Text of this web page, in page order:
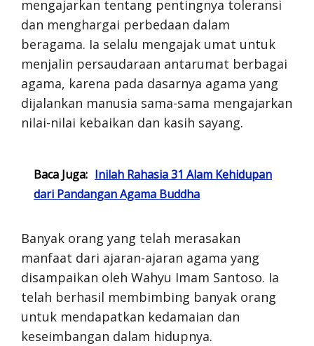
mengajarkan tentang pentingnya toleransi
dan menghargai perbedaan dalam
beragama. Ia selalu mengajak umat untuk
menjalin persaudaraan antarumat berbagai
agama, karena pada dasarnya agama yang
dijalankan manusia sama-sama mengajarkan
nilai-nilai kebaikan dan kasih sayang.
Baca Juga: Inilah Rahasia 31 Alam Kehidupan
dari Pandangan Agama Buddha
Banyak orang yang telah merasakan
manfaat dari ajaran-ajaran agama yang
disampaikan oleh Wahyu Imam Santoso. Ia
telah berhasil membimbing banyak orang
untuk mendapatkan kedamaian dan
keseimbangan dalam hidupnya.